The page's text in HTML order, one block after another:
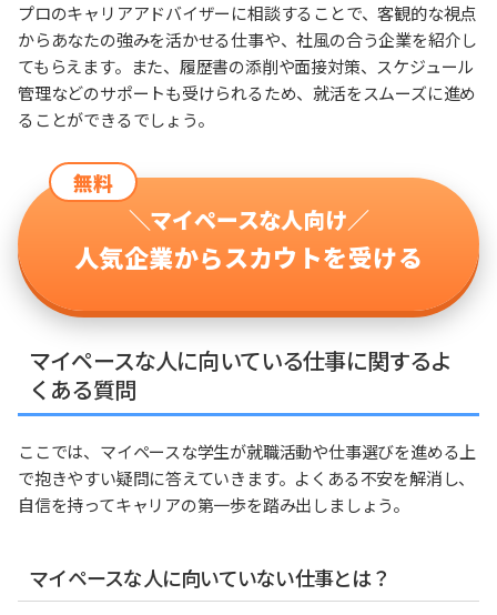
プロのキャリアアドバイザーに相談することで、客観的な視点
からあなたの強みを活かせる仕事や、社風の合う企業を紹介し
てもらえます。また、履歴書の添削や面接対策、スケジュール
管理などのサポートも受けられるため、就活をスムーズに進め
ることができるでしょう。
無料
＼マイペースな人向け／
人気企業からスカウトを受ける
マイペースな人に向いている仕事に関するよ
くある質問
ここでは、マイペースな学生が就職活動や仕事選びを進める上
で抱きやすい疑問に答えていきます。よくある不安を解消し、
自信を持ってキャリアの第一歩を踏み出しましょう。
マイペースな人に向いていない仕事とは？